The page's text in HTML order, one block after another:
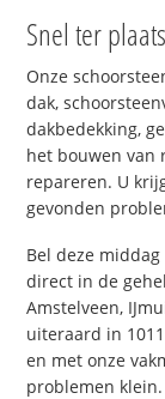
Snel ter
Onze
dak,
dakbedekking,
het bouwen van
repareren. U
gevonden
Bel deze
direct in de
Amstelveen,
uiteraard in
en met onze
problemen klein.